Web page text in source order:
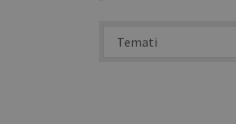
Temati